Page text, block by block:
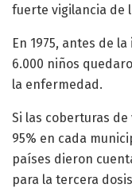
fuerte vigilancia de
En 1975, antes de
6.000 niños
la enfermedad.
Si las coberturas
95% en cada
países dieron
para la tercera